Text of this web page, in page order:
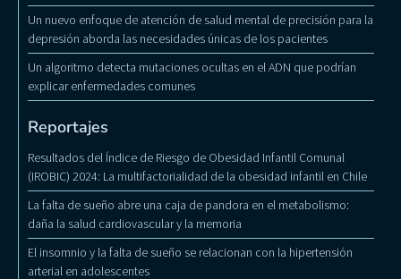
Un nuevo enfoque de atención de salud mental de precisión para la
depresión aborda las necesidades únicas de los pacientes
Un algoritmo detecta mutaciones ocultas en el ADN que podrían
explicar enfermedades comunes
Reportajes
Resultados del Índice de Riesgo de Obesidad Infantil Comunal
(IROBIC) 2024: La multifactorialidad de la obesidad infantil en Chile
La falta de sueño abre una caja de pandora en el metabolismo:
daña la salud cardiovascular y la memoria
El insomnio y la falta de sueño se relacionan con la hipertensión
arterial en adolescentes